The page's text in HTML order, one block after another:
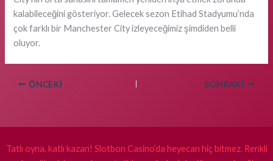
kalabileceğini gösteriyor. Gelecek sezon Etihad Stadyumu’nda
çok farklı bir Manchester City izleyeceğimiz şimdiden belli
oluyor.
ÖNCEKI SONRAKI
Tatlı oyna, katlı kazan! Slotbon Casino’da heyecan hiç bitmez. Renkli